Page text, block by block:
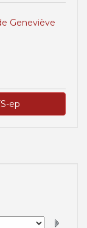
Geneviève
ep